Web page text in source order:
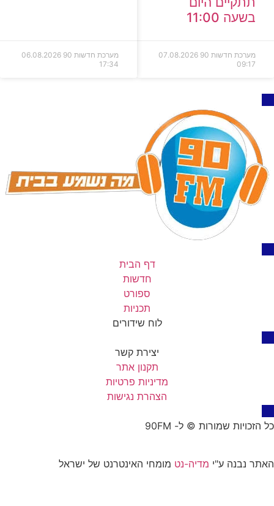
בשעה 11:00
מערכת חדשות 90
07.08.2026
09:17
מערכת חדשות 90
06.08.2026
17:34
דף הבית
חדשות
ספורט
תכניות
לוח שידורים
יצירת קשר
תקנון אתר
מדיניות פרטיות
הצהרת נגישות
כל הזכויות שמורות © ל- 90FM
האתר נבנה ע"י מדיה-נט מומחי האינטרנט של ישראל